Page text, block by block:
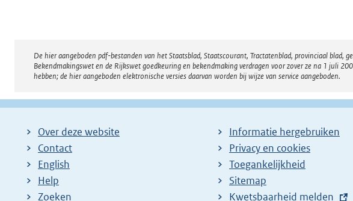
Disclaimer
De hier aangeboden pdf-bestanden van het Staatsblad, Staatscourant, Tractatenblad, provinciaal
Bekendmakingswet en de Rijkswet goedkeuring en bekendmaking verdragen voor zover ze na 1 juli
hebben; de hier aangeboden elektronische versies daarvan worden bij wijze van service aangeboden.
Over deze website
Contact
English
Help
Zoeken
Informatie hergebruiken
Privacy en cookies
Toegankelijkheid
Sitemap
E
Kwetsbaarheid melden